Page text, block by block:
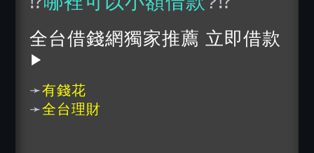
全台借錢網獨家推薦 立即借款
▶
➛有錢花
➛全台理財